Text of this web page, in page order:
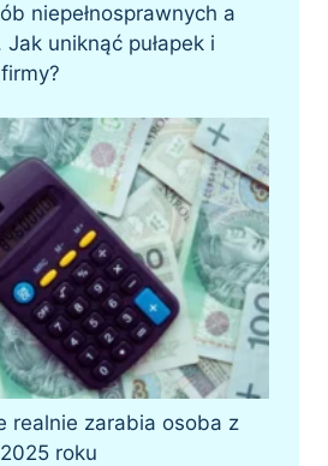
niepełnosprawnych a
Jak uniknąć pułapek i
realnie zarabia osoba z
roku